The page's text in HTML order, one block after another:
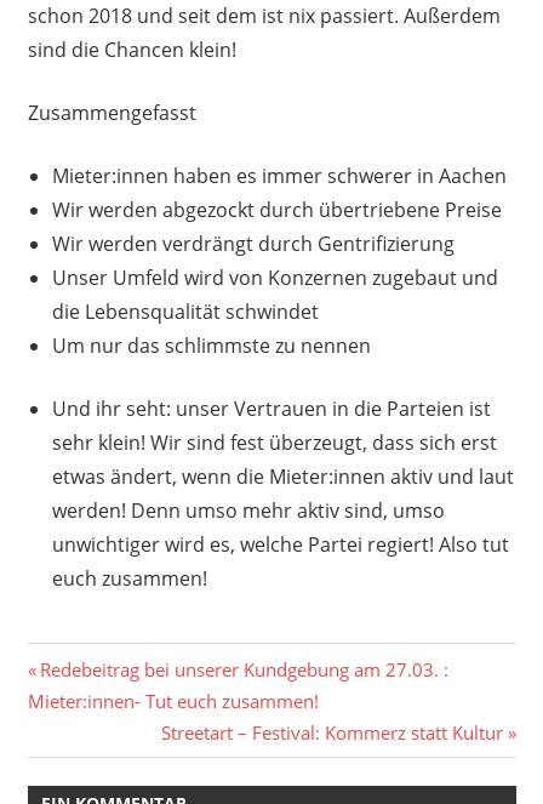
schon 2018 und seit dem ist nix passiert. Außerdem
sind die Chancen klein!
Zusammengefasst
Mieter:innen haben es immer schwerer in Aachen
Wir werden abgezockt durch übertriebene Preise
Wir werden verdrängt durch Gentrifizierung
Unser Umfeld wird von Konzernen zugebaut und
die Lebensqualität schwindet
Um nur das schlimmste zu nennen
Und ihr seht: unser Vertrauen in die Parteien ist
sehr klein! Wir sind fest überzeugt, dass sich erst
etwas ändert, wenn die Mieter:innen aktiv und laut
werden! Denn umso mehr aktiv sind, umso
unwichtiger wird es, welche Partei regiert! Also tut
euch zusammen!
Beitragsnavigation
Vorheriger
Beitrag:
Redebeitrag bei unserer Kundgebung am 27.03. :
Mieter:innen- Tut euch zusammen!
Nächster
Beitrag:
Streetart – Festival: Kommerz statt Kultur